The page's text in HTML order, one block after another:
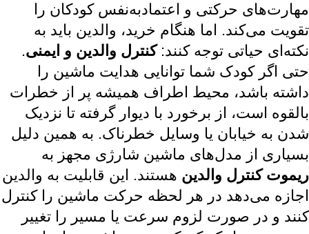
مهارت‌های حرکتی و اعتمادبه‌نفس کودکان را
تقویت می‌کند. اما هنگام خرید، والدین باید به
نکته‌ای حیاتی توجه کنند:کنترل والدین و ایمنی.
حتی اگر کودک شما توانایی هدایت ماشین را
داشته باشد، محیط اطراف همیشه پر از خطرات
بالقوه است، از برخورد با دیوار گرفته تا نزدیک
شدن به خیابان یا وسایل خطرناک. به همین دلیل
بسیاری از مدل‌های ماشین شارژی مجهز به
ریموت کنترل والدین هستند. این قابلیت به والدین
اجازه می‌دهد در هر لحظه حرکت ماشین را کنترل
کنند و در صورت لزوم سرعت یا مسیر را تغییر